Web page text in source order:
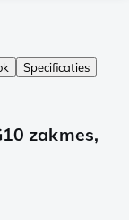
Specificaties
zakmes,